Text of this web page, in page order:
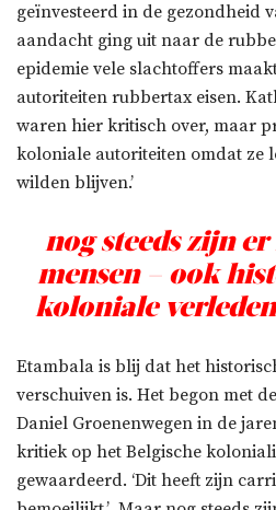
geïnvesteerd in de gezondheid
aandacht ging uit naar de
epidemie vele slachtoffers
autoriteiten rubbertax eisen.
waren hier kritisch over, maar
koloniale autoriteiten omdat ze
wilden blijven.’
nog steeds zijn
mensen – ook
koloniale
Etambala is blij dat het
verschuiven is. Het begon met
Daniel Groenenwegen in de
kritiek op het Belgische
gewaardeerd. ‘Dit heeft zijn